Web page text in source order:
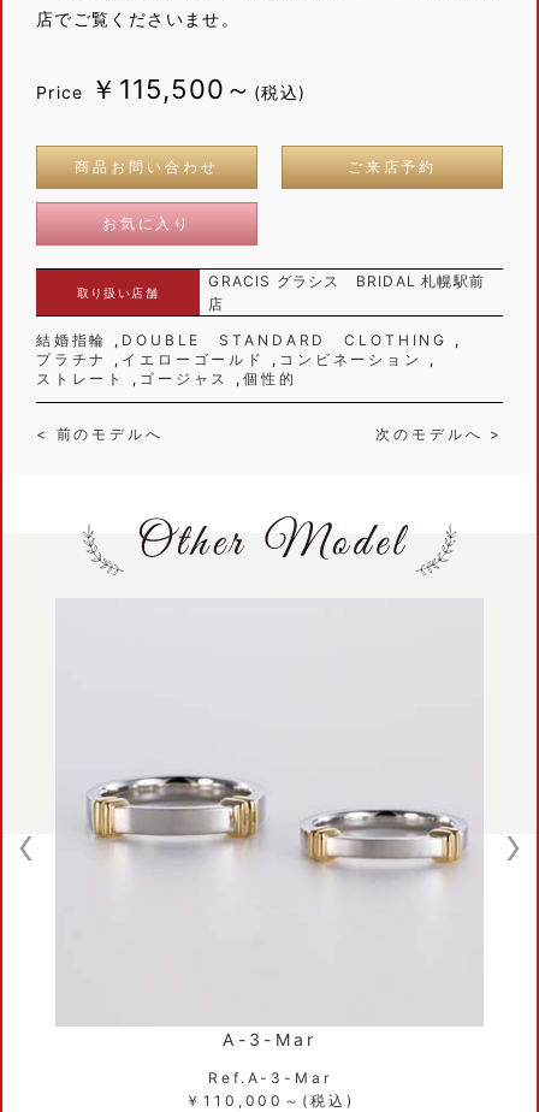
店でご覧くださいませ。
Price ￥115,500～ (税込)
商品お問い合わせ ご来店予約
お気に入り
取り扱い店舗
GRACIS グラシス BRIDAL 札幌駅前
店
結婚指輪
DOUBLE STANDARD CLOTHING
プラチナ
イエローゴールド
コンビネーション
ストレート
ゴージャス 個性的
< 前のモデルへ 次のモデルへ >
A-3-Mar
Ref.A-3-Mar
￥110,000～(税込)